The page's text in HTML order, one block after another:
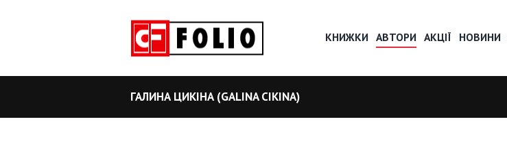
КНИЖКИ АВТОРИ АКЦІЇ НОВИНИ
ГАЛИНА ЦИКІНА (GALINA CIKINA)